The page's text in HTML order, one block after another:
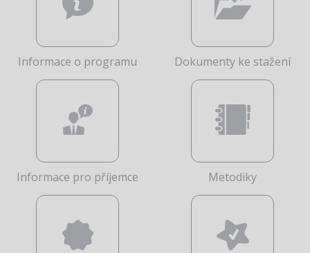
Informace o programu Dokumenty ke stažení
Informace pro příjemce Metodiky